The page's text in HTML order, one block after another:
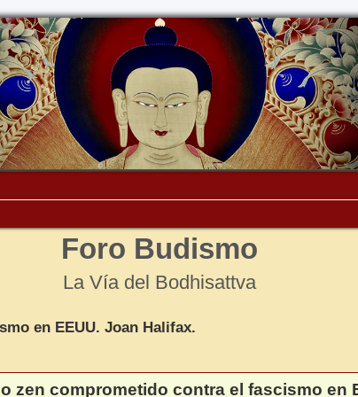
Foro Budismo
La Vía del Bodhisattva
en EEUU. Joan Halifax.
zen comprometido contra el fascismo en